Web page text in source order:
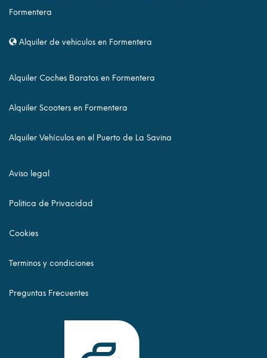
Formentera
Alquiler de vehiculos en Formentera
Alquiler Coches Baratos en Formentera
Alquiler Scooters en Formentera
Alquiler Vehículos en el Puerto de La Savina
Aviso legal
Politica de Privacidad
Cookies
Terminos y condiciones
Preguntas Frecuentes